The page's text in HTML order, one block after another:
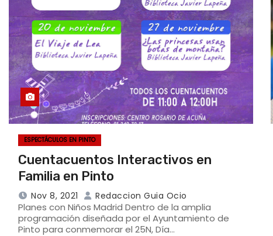
ESPECTÁCULOS EN PINTO
Cuentacuentos Interactivos en
Familia en Pinto
Nov 8, 2021 Redaccion Guia Ocio
Planes con Niños Madrid Dentro de la amplia
programación diseñada por el Ayuntamiento de
Pinto para conmemorar el 25N, Día…